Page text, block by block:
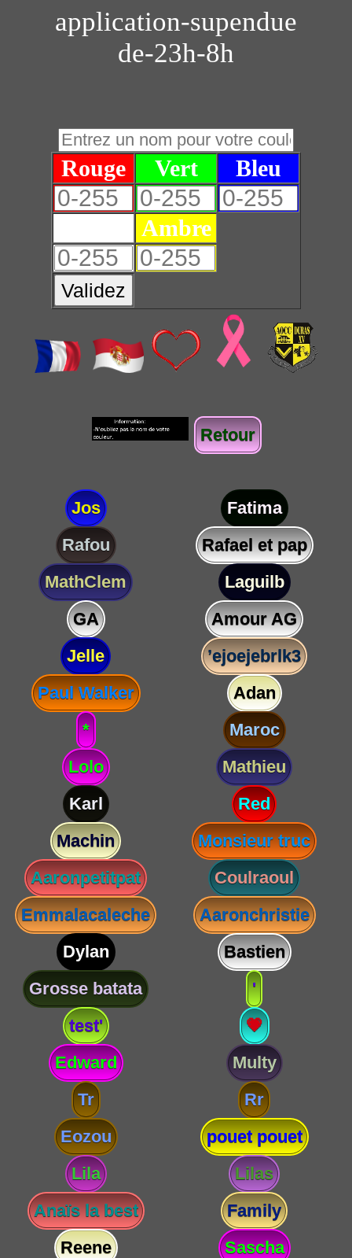
application-supendue
de-23h-8h
Rouge Vert Bleu
Ambre
Validez
Retour
Jos
Fatima
Rafou
Rafael et pap
MathClem
Laguilb
GA
Amour AG
Jelle
’ejoejebrlk3
Paul Walker
Adan
*
Maroc
Lolo
Mathieu
Karl
Red
Machin
Monsieur truc
Aaronpetitpat
Coulraoul
Emmalacaleche
Aaronchristie
Dylan
Bastien
Grosse batata
'
test'
💗
Edward
Multy
Tr
Rr
Eozou
pouet pouet
Lila
Lilas
Anaïs la best
Family
Reene
Sascha